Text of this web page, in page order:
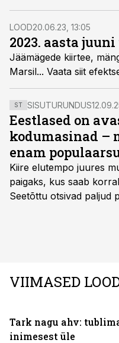
LOOD20.06.23, 13:05
2023. aasta
Jäämägede kiirtee,
Marsil... Vaata siit
ST SISUTURUNDUS
Eestlased on
kodumasinad –
enam
Kiire elutempo juures
paigaks, kus saab
Seetõttu otsivad paljud
VIIMASED
Tark nagu ahv:
inimesest üle